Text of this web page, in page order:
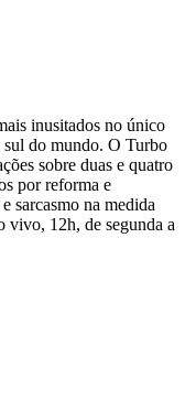
inusitados no único
sul do mundo. O Turbo
sobre duas e quatro
por reforma e
sarcasmo na medida
vivo, 12h, de segunda a